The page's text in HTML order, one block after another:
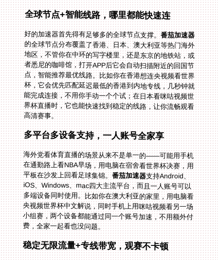
全球节点+智能线路，哪里都能快速连
好的加速器首先得有足够多的全球节点支撑。番茄加速器
的全球节点分布覆盖了香港、日本、澳大利亚等热门海外
地区，不管你在中环的写字楼里，还是东京的地铁站，或
者悉尼的咖啡馆，打开APP后它会自动扫描附近的回国节
点，智能推荐最优线路。比如你在香港想连央视频看世界
杯，它会优先匹配延迟最低的香港到内地专线，几秒钟就
能完成连接，不用你手动一个个试；在日本看咪咕视频世
界杯直播时，它也能快速找到稳定的线路，让你流畅观看
高清赛事。
多平台多设备支持，一人账号全家享
海外党看体育直播的场景从来不是单一的——可能用手机
在通勤路上看NBA早场，用电脑在宿舍看世界杯决赛，用
平板在沙发上回看足球集锦。番茄加速器支持Android、
iOS、Windows、mac四大主流平台，而且一人账号可以
多端设备同时使用。比如你在澳大利亚的家里，用电脑看
央视频世界杯中文解说，同时手机上用咪咕视频看另一场
小组赛，两个设备都能通过同一个账号加速，不用额外付
费，全家一起看也没问题。
稳定无限流量+专线带宽，观赛不卡顿